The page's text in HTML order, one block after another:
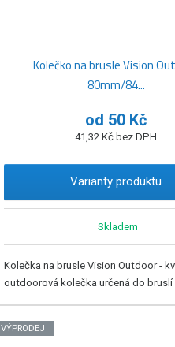
Kolečko na brusle Vision
80mm/84...
od 50 Kč
41,32 Kč bez DPH
Varianty produktu
Skladem
Kolečka na brusle Vision Outdoor -
outdoorová kolečka určená do bruslí
VÝPRODEJ